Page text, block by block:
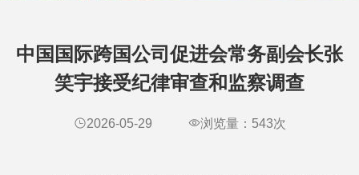
中国国际跨国公司促进会常务副会长张
笑宇接受纪律审查和监察调查
2026-05-29 浏览量： 543次